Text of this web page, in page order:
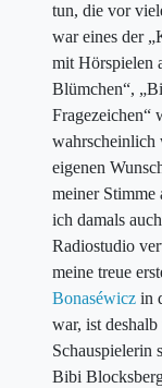
tun, die vor
war eines der
mit Hörspielen
Blümchen“,
Fragezeichen“
wahrscheinlich
eigenen
meiner Stimme
ich damals
Radiostudio
meine treue
Bonaséwicz in
war, ist
Schauspielerin
Bibi